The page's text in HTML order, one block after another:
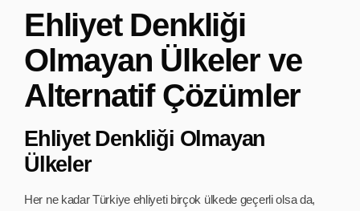
Ehliyet Denkliği
Olmayan Ülkeler ve
Alternatif Çözümler
Ehliyet Denkliği Olmayan
Ülkeler
Her ne kadar Türkiye ehliyeti birçok ülkede geçerli olsa da,